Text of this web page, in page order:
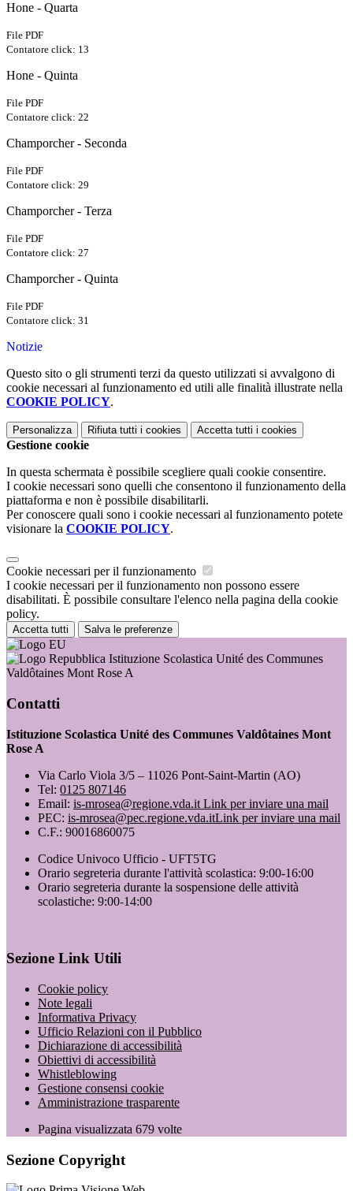
Hone - Quarta
File PDF
Contatore click: 13
Hone - Quinta
File PDF
Contatore click: 22
Champorcher - Seconda
File PDF
Contatore click: 29
Champorcher - Terza
File PDF
Contatore click: 27
Champorcher - Quinta
File PDF
Contatore click: 31
Notizie
Questo sito o gli strumenti terzi da questo utilizzati si avvalgono di
cookie necessari al funzionamento ed utili alle finalità illustrate nella
COOKIE POLICY.
Personalizza Rifiuta tutti i cookies Accetta tutti i cookies
Gestione cookie
In questa schermata è possibile scegliere quali cookie consentire.
I cookie necessari sono quelli che consentono il funzionamento della
piattaforma e non è possibile disabilitarli.
Per conoscere quali sono i cookie necessari al funzionamento potete
visionare la COOKIE POLICY.
Cookie necessari per il funzionamento
I cookie necessari per il funzionamento non possono essere
disabilitati. È possibile consultare l'elenco nella pagina della cookie
policy.
Accetta tutti Salva le preferenze
Istituzione Scolastica Unité des Communes
Valdôtaines Mont Rose A
Contatti
Istituzione Scolastica Unité des Communes Valdôtaines Mont
Rose A
Via Carlo Viola 3/5 – 11026 Pont-Saint-Martin (AO)
Tel: 0125 807146
Email: is-mrosea@regione.vda.it Link per inviare una mail
PEC: is-mrosea@pec.regione.vda.itLink per inviare una mail
C.F.: 90016860075
Codice Univoco Ufficio - UFT5TG
Orario segreteria durante l'attività scolastica: 9:00-16:00
Orario segreteria durante la sospensione delle attività
scolastiche: 9:00-14:00
Sezione Link Utili
Cookie policy
Note legali
Informativa Privacy
Ufficio Relazioni con il Pubblico
Dichiarazione di accessibilità
Obiettivi di accessibilità
Whistleblowing
Gestione consensi cookie
Amministrazione trasparente
Pagina visualizzata 679 volte
Sezione Copyright